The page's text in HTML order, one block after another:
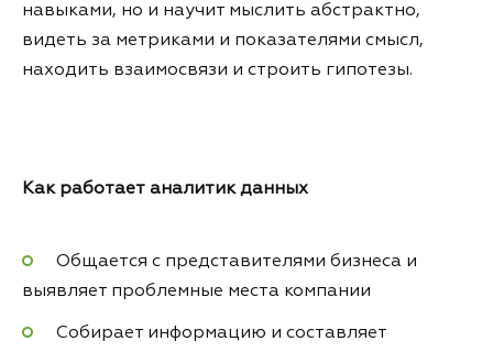
навыками, но и научит мыслить абстрактно,
видеть за метриками и показателями смысл,
находить взаимосвязи и строить гипотезы.
Как работает аналитик данных
Общается с представителями бизнеса и
выявляет проблемные места компании
Собирает информацию и составляет